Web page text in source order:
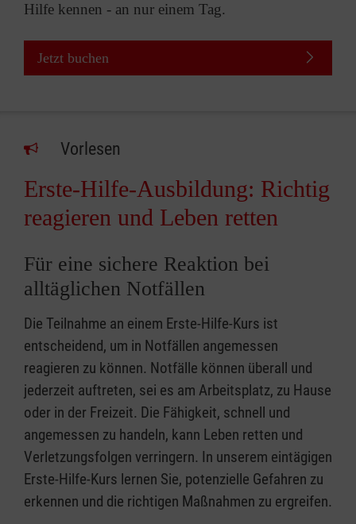
Hilfe kennen - an nur einem Tag.
Jetzt buchen
Vorlesen
Erste-Hilfe-Ausbildung: Richtig
reagieren und Leben retten
Für eine sichere Reaktion bei
alltäglichen Notfällen
Die Teilnahme an einem Erste-Hilfe-Kurs ist
entscheidend, um in Notfällen angemessen
reagieren zu können. Notfälle können überall und
jederzeit auftreten, sei es am Arbeitsplatz, zu Hause
oder in der Freizeit. Die Fähigkeit, schnell und
angemessen zu handeln, kann Leben retten und
Verletzungsfolgen verringern. In unserem eintägigen
Erste-Hilfe-Kurs lernen Sie, potenzielle Gefahren zu
erkennen und die richtigen Maßnahmen zu ergreifen.